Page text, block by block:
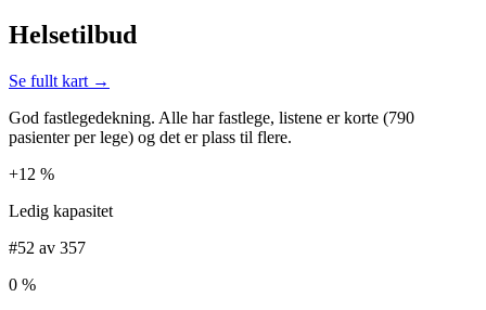
Helsetilbud
Se fullt kart →
God fastlegedekning. Alle har fastlege, listene er korte (790
pasienter per lege) og det er plass til flere.
+12 %
Ledig kapasitet
#52 av 357
0 %